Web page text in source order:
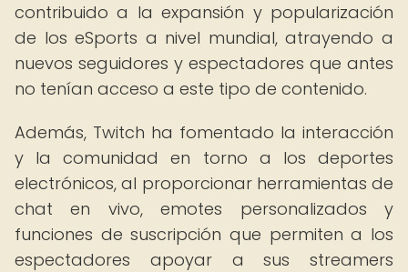
contribuido a la expansión y popularización
de los eSports a nivel mundial, atrayendo a
nuevos seguidores y espectadores que antes
no tenían acceso a este tipo de contenido.
Además, Twitch ha fomentado la interacción
y la comunidad en torno a los deportes
electrónicos, al proporcionar herramientas de
chat en vivo, emotes personalizados y
funciones de suscripción que permiten a los
espectadores apoyar a sus streamers